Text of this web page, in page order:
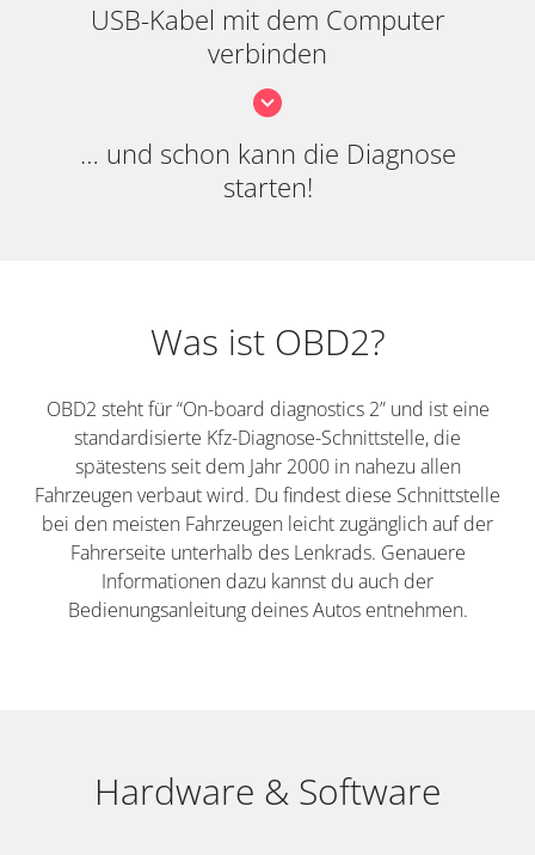
USB-Kabel mit dem Computer
verbinden
… und schon kann die Diagnose
starten!
Was ist OBD2?
OBD2 steht für “On-board diagnostics 2” und ist eine
standardisierte Kfz-Diagnose-Schnittstelle, die
spätestens seit dem Jahr 2000 in nahezu allen
Fahrzeugen verbaut wird. Du findest diese Schnittstelle
bei den meisten Fahrzeugen leicht zugänglich auf der
Fahrerseite unterhalb des Lenkrads. Genauere
Informationen dazu kannst du auch der
Bedienungsanleitung deines Autos entnehmen.
Hardware & Software